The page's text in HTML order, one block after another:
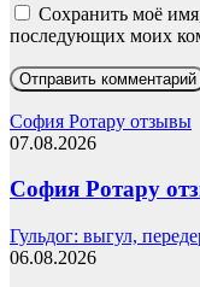
Сохранить моё
последующих моих
София Ротару отзывы
07.08.2026
София Ротару
Гульдог: выгул,
06.08.2026